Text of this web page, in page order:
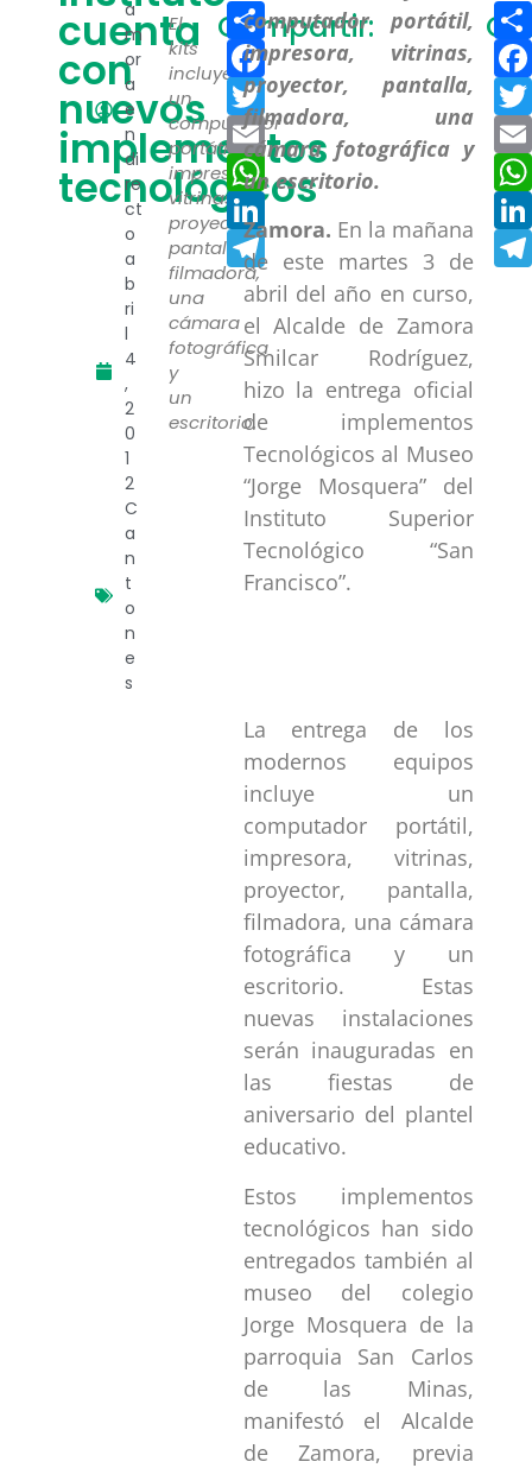
cuenta
con
nuevos
implementos
tecnológicos
a
m
or
a
e
n
di
re
ct
o
a
b
ri
l
4
,
2
0
1
2
C
a
n
t
o
n
e
s
El
kits
incluye
un
computador
portátil,
impresora,
vitrinas,
proyector,
pantalla,
filmadora,
una
cámara
fotográfica
y
un
escritorio.
Compartir:
Compartir
Facebook
Twitter
Email
WhatsApp
LinkedIn
Telegram
Zamora. En la mañana
de este martes 3 de
abril del año en curso,
el Alcalde de Zamora
Smilcar Rodríguez,
hizo la entrega oficial
de implementos
Tecnológicos al Museo
“Jorge Mosquera” del
Instituto Superior
Tecnológico “San
Francisco”.
La entrega de los
modernos equipos
incluye un
computador portátil,
impresora, vitrinas,
proyector, pantalla,
filmadora, una cámara
fotográfica y un
escritorio. Estas
nuevas instalaciones
serán inauguradas en
las fiestas de
aniversario del plantel
educativo.
Estos implementos
tecnológicos han sido
entregados también al
museo del colegio
Jorge Mosquera de la
parroquia San Carlos
de las Minas,
manifestó el Alcalde
de Zamora, previa